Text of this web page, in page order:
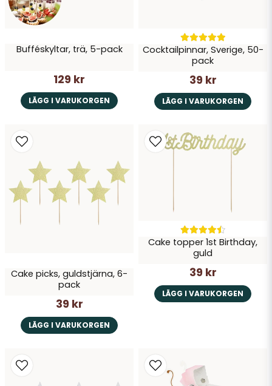
Bufféskyltar, trä, 5-pack
129 kr
LÄGG I VARUKORGEN
Cocktailpinnar, Sverige, 50-
pack
39 kr
LÄGG I VARUKORGEN
Cake picks, guldstjärna, 6-
pack
39 kr
LÄGG I VARUKORGEN
Cake topper 1st Birthday,
guld
39 kr
LÄGG I VARUKORGEN